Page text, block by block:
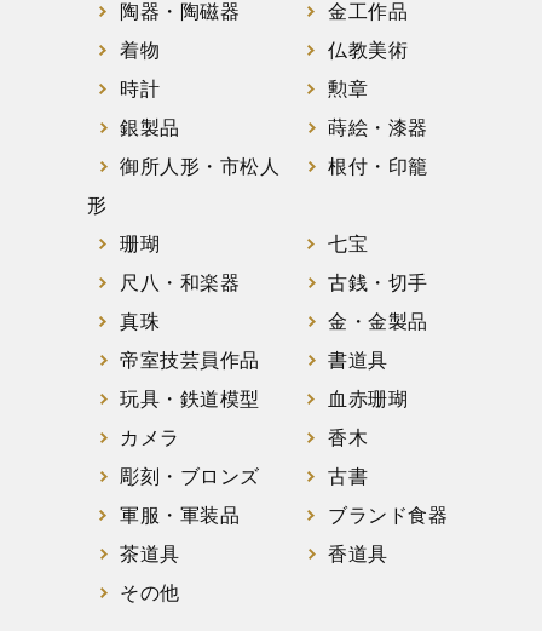
陶器・陶磁器
金工作品
着物
仏教美術
時計
勲章
銀製品
蒔絵・漆器
御所人形・市松人
形
根付・印籠
珊瑚
七宝
尺八・和楽器
古銭・切手
真珠
金・金製品
帝室技芸員作品
書道具
玩具・鉄道模型
血赤珊瑚
カメラ
香木
彫刻・ブロンズ
古書
軍服・軍装品
ブランド食器
茶道具
香道具
その他